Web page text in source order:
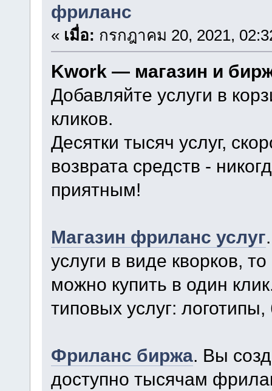
фриланс
« เมื่อ: กรกฎาคม 20, 2021,
Kwork — магазин и
Добавляйте услуги в
кликов.
Десятки тысяч услуг,
возврата средств -
приятным!
Магазин фриланс услуг
услуги в виде кворков,
можно купить в один
типовых услуг:
Фриланс биржа. Вы
доступно тысячам